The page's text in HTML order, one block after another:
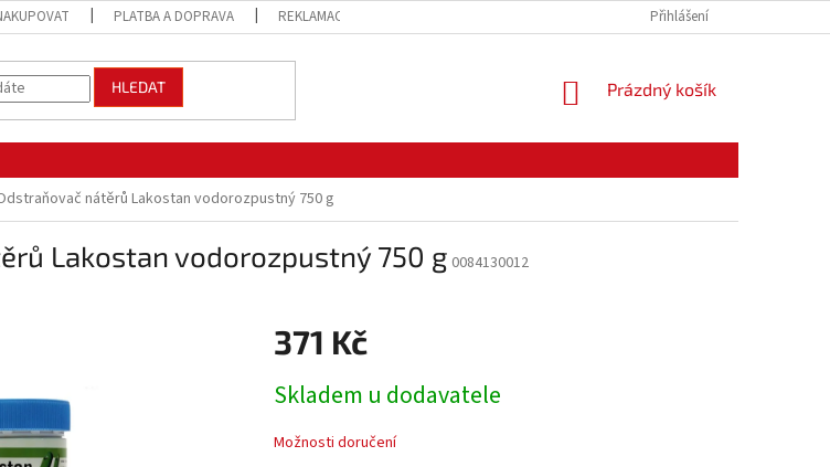
PLATBA A DOPRAVA REKLAMACE ZBOŽÍ PODMÍNKY OCHRANY
Přihlášení
HLEDAT
NÁKUPNÍ
Prázdný košík
nátěrů Lakostan vodorozpustný 750 g
Lakostan vodorozpustný 750 g 0084130012
371 Kč
cena:
Skladem u dodavatele
Možnosti doručení